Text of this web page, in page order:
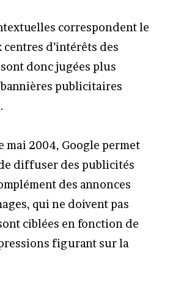
correspondent le
d’intérêts des
donc jugées plus
publicitaires
mai 2004, Google permet
diffuser des publicités
des annonces
qui ne doivent pas
ciblées en fonction de
figurant sur la